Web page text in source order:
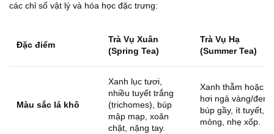
các chỉ số vật lý và hóa học đặc trưng:
Đặc điểm
Trà Vụ Xuân
(Spring Tea)
Trà Vụ Hạ
(Summer Tea)
Màu sắc lá khô
Xanh lục tươi,
nhiều tuyết trắng
(trichomes), búp
mập mạp, xoăn
chặt, nặng tay.
Xanh thẫm hoặc
hơi ngả vàng/đen,
búp gầy, ít tuyết, lá
mỏng, nhẹ xốp.